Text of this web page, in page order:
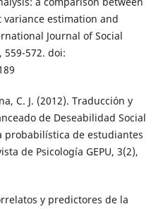
estimation and
Journal of Social
559-572. doi:
C. J. (2012). Traducción y
de Deseabilidad Social
probabilística de estudiantes
de Psicología GEPU, 3(2),
y predictores de la